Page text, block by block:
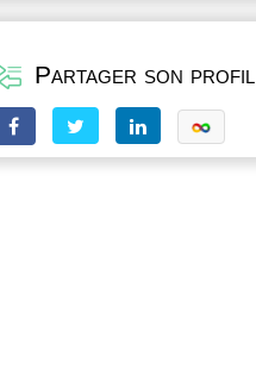
Partager son profil